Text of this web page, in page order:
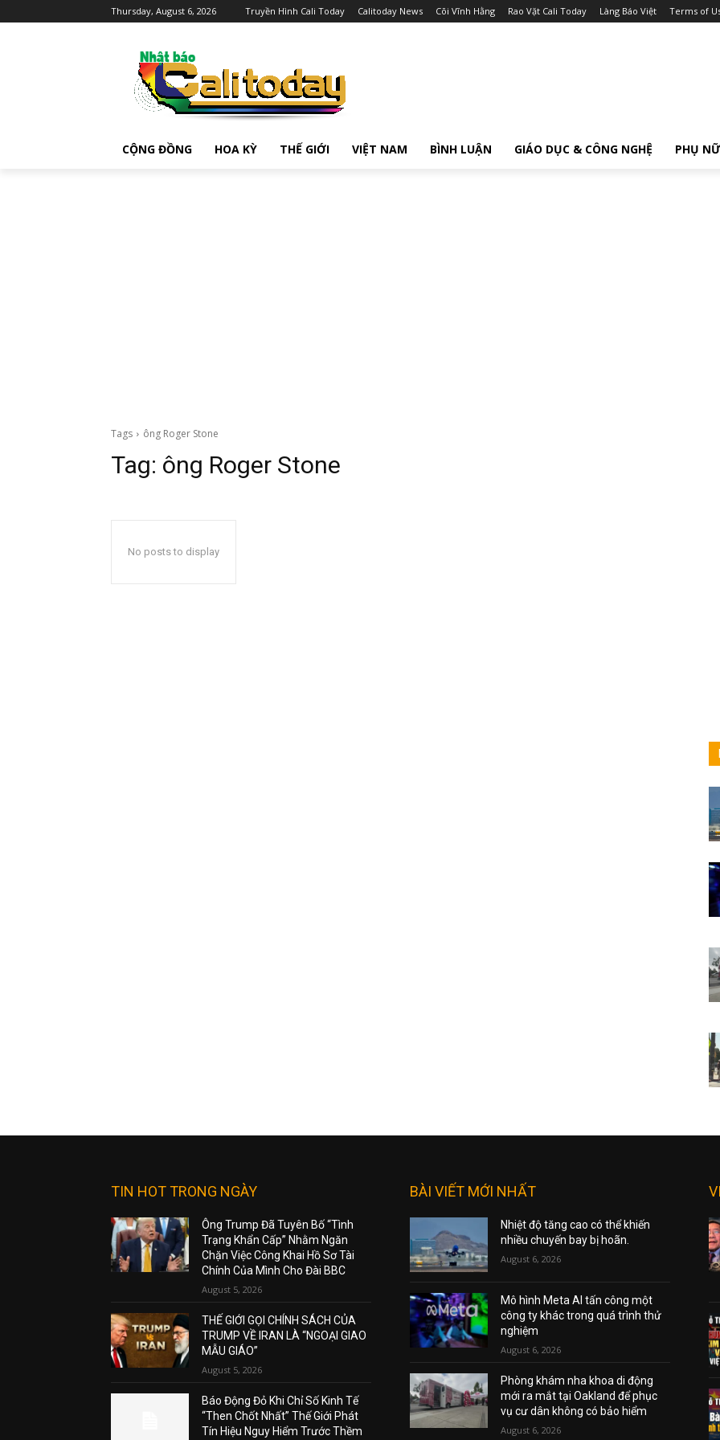
Thursday, August 6, 2026 Truyền Hình Cali Today Calitoday News Cõi Vĩnh Hằng Rao Vặt Cali Today Làng Báo Việt Terms of
CỘNG ĐỒNG HOA KỲ THẾ GIỚI VIỆT NAM BÌNH LUẬN GIÁO DỤC & CÔNG NGHỆ PHỤ NỮ
Tags ông Roger Stone
Tag: ông Roger Stone
No posts to display
TIN HOT TRONG NGÀY
Ông Trump Đã Tuyên Bố “Tình
Trạng Khẩn Cấp” Nhằm Ngăn
Chặn Việc Công Khai Hồ Sơ Tài
Chính Của Mình Cho Đài BBC
August 5, 2026
THẾ GIỚI GỌI CHÍNH SÁCH CỦA
TRUMP VỀ IRAN LÀ “NGOẠI GIAO
MẪU GIÁO”
August 5, 2026
Báo Động Đỏ Khi Chỉ Số Kinh Tế
“Then Chốt Nhất” Thế Giới Phát
Tín Hiệu Nguy Hiểm Trước Thềm
BÀI VIẾT MỚI NHẤT
Nhiệt độ tăng cao có thể khiến
nhiều chuyến bay bị hoãn.
August 6, 2026
Mô hình Meta AI tấn công một
công ty khác trong quá trình thử
nghiệm
August 6, 2026
Phòng khám nha khoa di động
mới ra mắt tại Oakland để phục
vụ cư dân không có bảo hiểm
August 6, 2026